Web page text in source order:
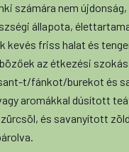
számára nem
állapota,
kevés friss halat és
az étkezési
t/fánkot/burekot és
aromákkal dúsított
és savanyított